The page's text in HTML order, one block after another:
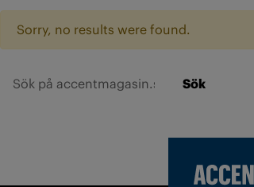
Sorry, no results were found.
Sök